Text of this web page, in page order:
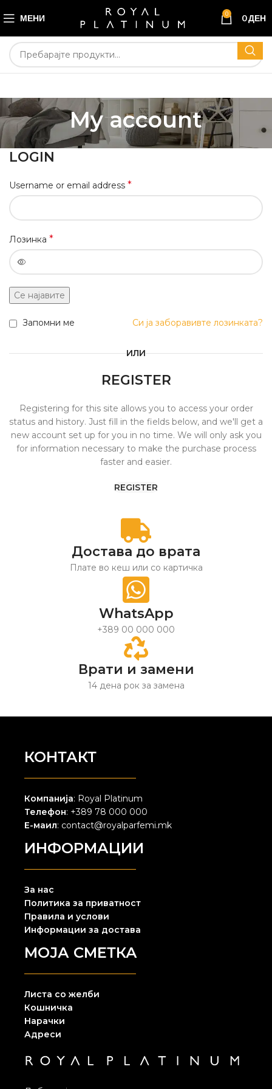
МЕНИ 0 0ДЕН
My account
LOGIN
Username or email address *
Лозинка *
Се најавите
Си ја заборавивте лозинката?
Запомни ме
ИЛИ
REGISTER
Registering for this site allows you to access your order
status and history. Just fill in the fields below, and we'll get a
new account set up for you in no time. We will only ask you
for information necessary to make the purchase process
faster and easier.
REGISTER
Достава до врата
Плате во кеш или со картичка
WhatsApp
+389 00 000 000
Врати и замени
14 дена рок за замена
КОНТАКТ
Компанија: Royal Platinum
Телефон: +389 78 000 000
Е-маил: contact@royalparfemi.mk
ИНФОРМАЦИИ
За нас
Политика за приватност
Правила и услови
Информации за достава
МОЈА СМЕТКА
Листа со желби
Кошничка
Нарачки
Адреси